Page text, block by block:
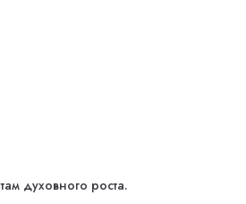
духовного роста.